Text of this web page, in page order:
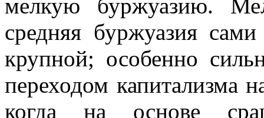
мелкую буржуазию.
средняя буржуазия
крупной; особенно
переходом капитализма
когда на основе